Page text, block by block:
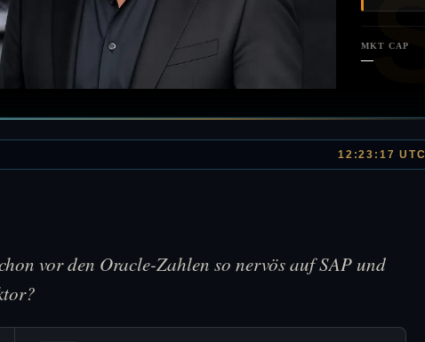
MKT CAP
—
12:23:17 UTC
vor den Oracle-Zahlen so nervös auf SAP und